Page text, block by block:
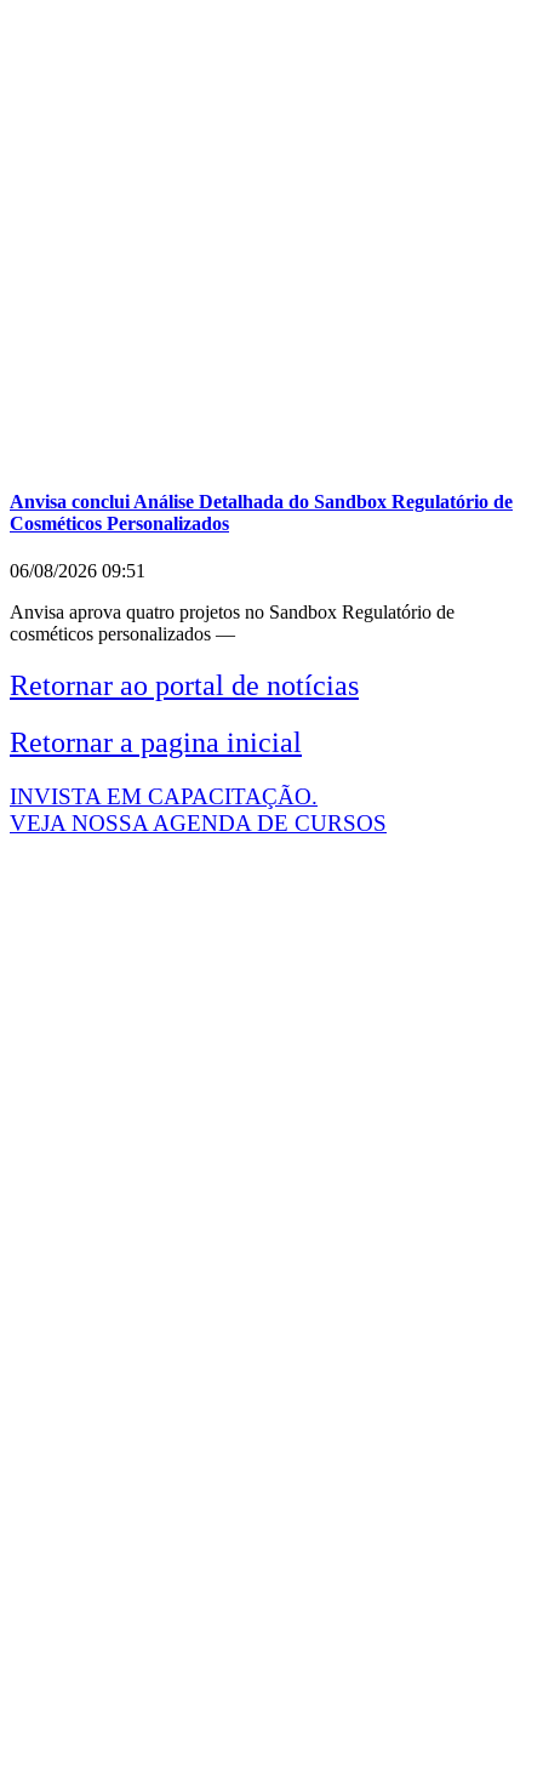
Anvisa conclui Análise Detalhada do Sandbox Regulatório de
Cosméticos Personalizados
06/08/2026 09:51
Anvisa aprova quatro projetos no Sandbox Regulatório de
cosméticos personalizados —
Retornar ao portal de notícias
Retornar a pagina inicial
INVISTA EM CAPACITAÇÃO.
VEJA NOSSA AGENDA DE CURSOS